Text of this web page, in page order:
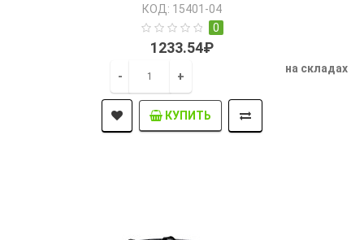
КОД: 15401-04
0
1233.54₽
- +
на складах
КУПИТЬ